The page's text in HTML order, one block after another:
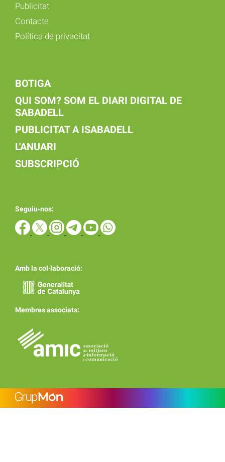
Publicitat
Contacte
Política de privacitat
BOTIGA
QUI SOM? SOM EL DIARI DIGITAL DE
SABADELL
PUBLICITAT A ISABADELL
L'ANUARI
SUBSCRIPCIÓ
Seguiu-nos:
Amb la col·laboració:
Membres associats: